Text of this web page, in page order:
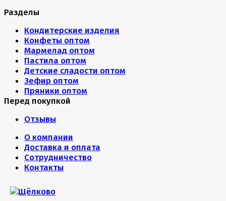
Разделы
Кондитерские изделия
Конфеты оптом
Мармелад оптом
Пастила оптом
Детские сладости оптом
Зефир оптом
Пряники оптом
Перед покупкой
Отзывы
О компании
Доставка и оплата
Сотрудничество
Контакты